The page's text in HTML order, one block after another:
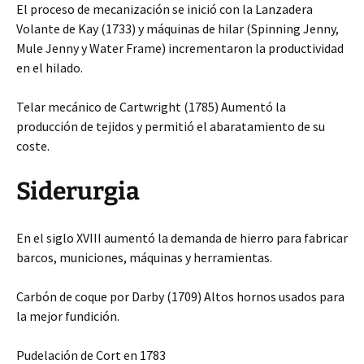
El proceso de mecanización se inició con la Lanzadera
Volante de Kay (1733) y máquinas de hilar (Spinning Jenny,
Mule Jenny y Water Frame) incrementaron la productividad
en el hilado.
Telar mecánico de Cartwright (1785) Aumentó la
producción de tejidos y permitió el abaratamiento de su
coste.
Siderurgia
En el siglo XVIII aumentó la demanda de hierro para fabricar
barcos, municiones, máquinas y herramientas.
Carbón de coque por Darby (1709) Altos hornos usados para
la mejor fundición.
Pudelación de Cort en 1783